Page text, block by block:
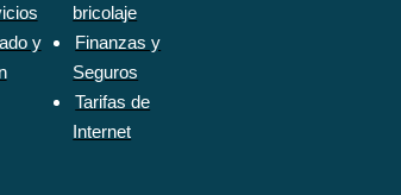
y
bricolaje
Finanzas y
Seguros
Tarifas de
Internet